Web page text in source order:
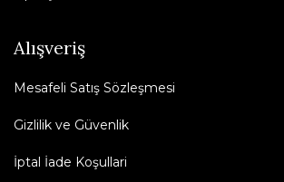
Alışveriş
Mesafeli Satış Sözleşmesi
Gizlilik ve Güvenlik
İptal İade Koşullari